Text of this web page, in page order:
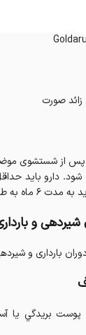
صورت
از شستشوی
شود. دارو بايد
مستمر ادامه يابد.
و
بارداری و
پوست بريدگي يا